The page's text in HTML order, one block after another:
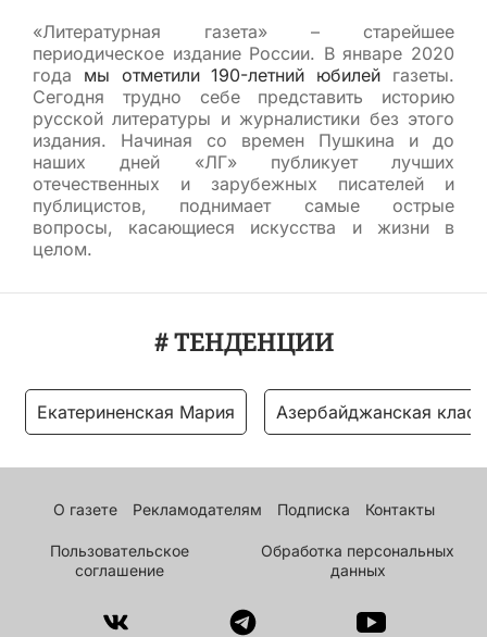
«Литературная газета» – старейшее
периодическое издание России. В январе 2020
года мы отметили 190-летний юбилей газеты.
Сегодня трудно себе представить историю
русской литературы и журналистики без этого
издания. Начиная со времен Пушкина и до
наших дней «ЛГ» публикует лучших
отечественных и зарубежных писателей и
публицистов, поднимает самые острые
вопросы, касающиеся искусства и жизни в
целом.
# ТЕНДЕНЦИИ
Екатериненская Мария Азербайджанская
О газете Рекламодателям Подписка Контакты
Пользовательское
соглашение
Обработка персональных
данных